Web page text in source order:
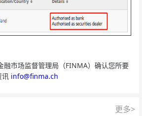
融市场监督管理局（FINMA）确认您所要
讯 info@finma.ch
更多>